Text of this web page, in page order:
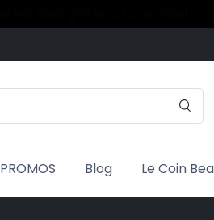
PROMOS Blog Le Coin